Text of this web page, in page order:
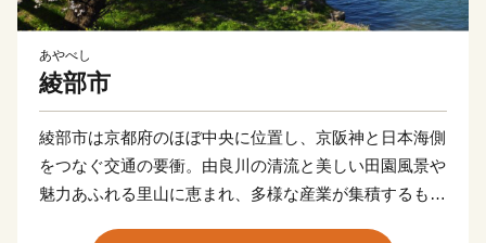
あやべし
綾部市
綾部市は京都府のほぼ中央に位置し、京阪神と日本海側
をつなぐ交通の要衝。由良川の清流と美しい田園風景や
魅力あふれる里山に恵まれ、多様な産業が集積するもの